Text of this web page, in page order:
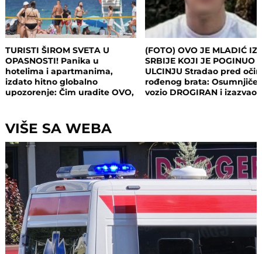
TURISTI ŠIROM SVETA U
OPASNOSTI! Panika u
hotelima i apartmanima,
izdato hitno globalno
upozorenje: Čim uradite OVO,
(FOTO) OVO JE MLADIĆ IZ
SRBIJE KOJI JE POGINUO
ULCINJU Stradao pred
rođenog brata:
vozio DROGIRAN i izazvao
VIŠE SA WEBA